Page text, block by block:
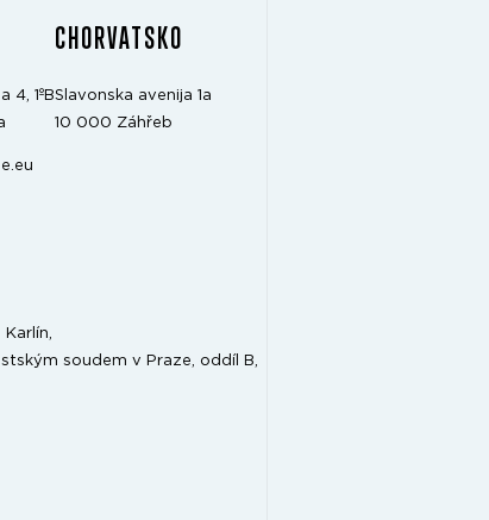
4, 1ºB
CHORVATSKO
Slavonska avenija 1a
10 000 Záhřeb
soudem v Praze, oddíl B,